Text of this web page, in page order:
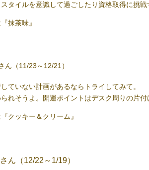
タイルを意識して過ごしたり資格取得に挑
抹茶味』
ん（11/23～12/21）
ていない計画があるならトライしてみて。
れそうよ。開運ポイントはデスク周りの片付
クッキー＆クリーム』
さん（12/22～1/19）